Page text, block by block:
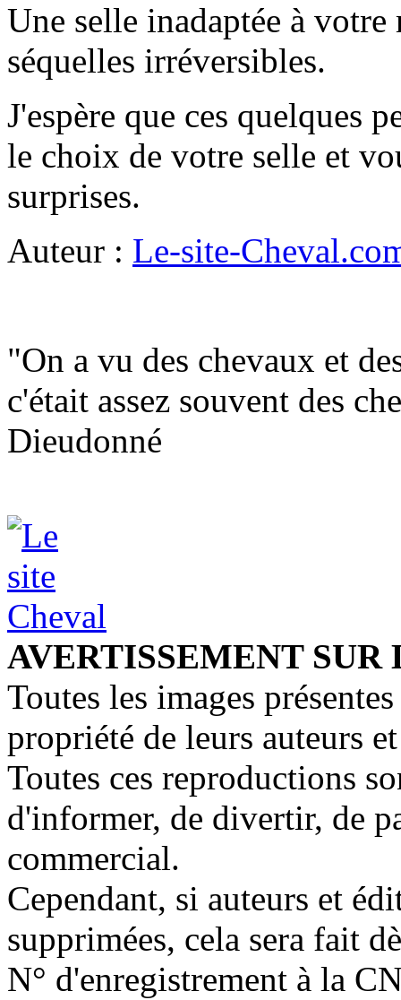
Une selle inadaptée à
séquelles irréversibles.
J'espère que ces quelques
le choix de votre selle et
surprises.
Auteur : Le-site-
"On a vu des chevaux et
c'était assez souvent des
Dieudonné
AVERTISSEMENT
Toutes les images
propriété de leurs auteurs
Toutes ces reproductions
d'informer, de divertir, de
commercial.
Cependant, si auteurs et
supprimées, cela sera fait
N° d'enregistrement à la